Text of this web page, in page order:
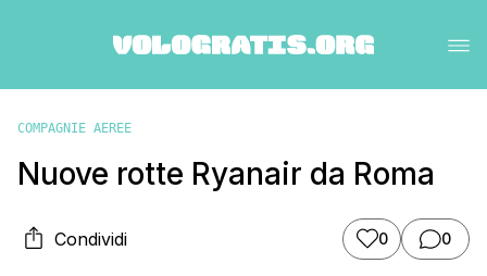
COMPAGNIE AEREE
Nuove rotte Ryanair da Roma
Condividi 0 0